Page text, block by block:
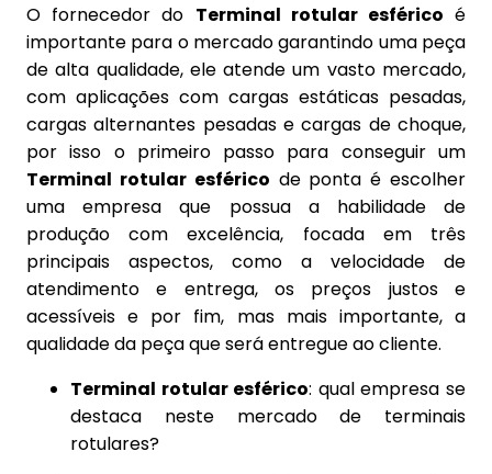
O fornecedor do Terminal rotular esférico é
importante para o mercado garantindo uma peça
de alta qualidade, ele atende um vasto mercado,
com aplicações com cargas estáticas pesadas,
cargas alternantes pesadas e cargas de choque,
por isso o primeiro passo para conseguir um
Terminal rotular esférico de ponta é escolher
uma empresa que possua a habilidade de
produção com excelência, focada em três
principais aspectos, como a velocidade de
atendimento e entrega, os preços justos e
acessíveis e por fim, mas mais importante, a
qualidade da peça que será entregue ao cliente.
Terminal rotular esférico: qual empresa se
destaca neste mercado de terminais
rotulares?